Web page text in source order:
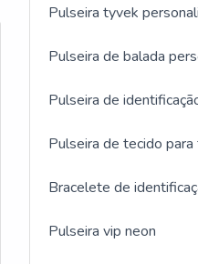
Pulseira tyvek
Pulseira de balada
Pulseira de
Pulseira de tecido
Bracelete de
Pulseira vip neon